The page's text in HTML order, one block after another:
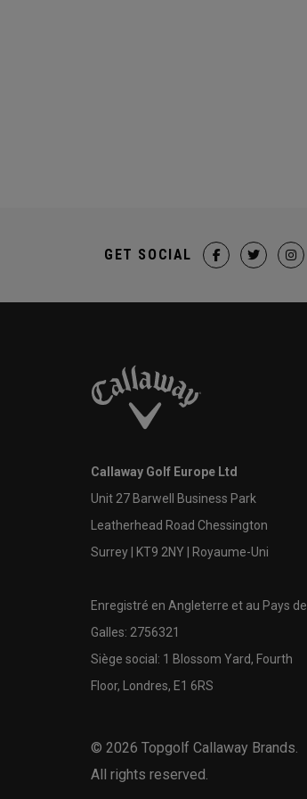
GET SOCIAL
Callaway Golf Europe Ltd
Unit 27 Barwell Business Park
Leatherhead Road Chessington
Surrey | KT9 2NY | Royaume-Uni
Enregistré en Angleterre et au Pays de
Galles: 2756321
Siège social: 1 Blossom Yard, Fourth
Floor, Londres, E1 6RS
© 2026 Topgolf Callaway Brands.
All rights reserved.